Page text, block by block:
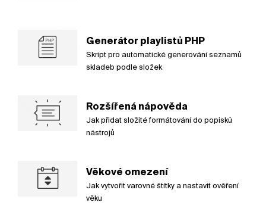
Generátor playlistů PHP
Skript pro automatické generování seznamů
skladeb podle složek
Rozšířená nápověda
Jak přidat složité formátování do popisků
nástrojů
Věkové omezení
Jak vytvořit varovné štítky a nastavit ověření
věku